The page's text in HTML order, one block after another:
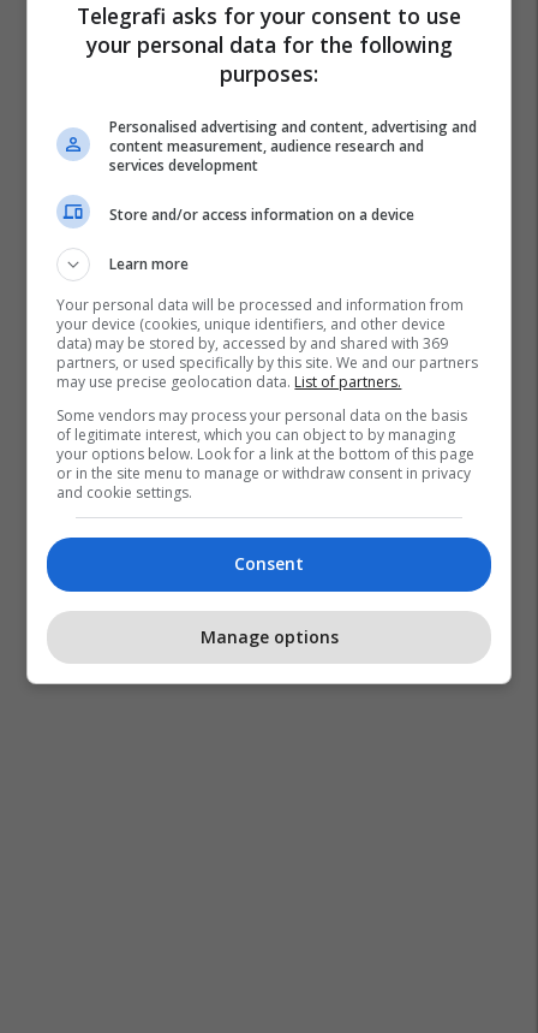
Telegrafi asks for your consent to use
your personal data for the following
purposes:
Personalised advertising and content, advertising and
content measurement, audience research and
services development
Store and/or access information on a device
Learn more
Your personal data will be processed and information from
your device (cookies, unique identifiers, and other device
data) may be stored by, accessed by and shared with 369
partners, or used specifically by this site. We and our partners
may use precise geolocation data. List of partners.
Some vendors may process your personal data on the basis
of legitimate interest, which you can object to by managing
your options below. Look for a link at the bottom of this page
or in the site menu to manage or withdraw consent in privacy
and cookie settings.
Consent
Manage options